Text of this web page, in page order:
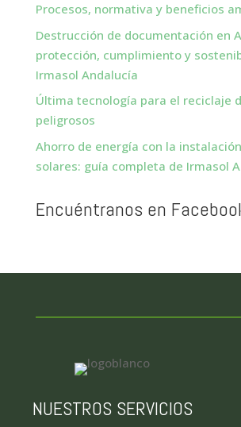
Procesos, normativa y beneficios
Destrucción de documentación en
protección, cumplimiento y
Irmasol Andalucía
Última tecnología para el reciclaje
peligrosos
Ahorro de energía con la
solares: guía completa de Irmasol
Encuéntranos en
NUESTROS SERVICIOS